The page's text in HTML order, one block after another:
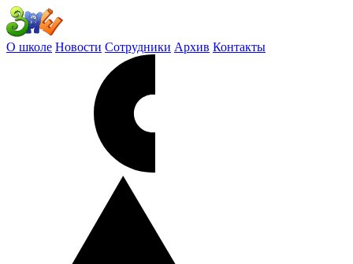
О школе Новости Сотрудники Архив Контакты